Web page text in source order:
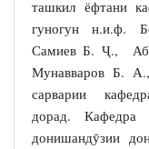
ташкил ёфтани
гуногун н.и.ф.
Самиев Б. Ҷ.,
Мунавваров Б.
сарварии
дорад. Кафедра
донишандӯзии